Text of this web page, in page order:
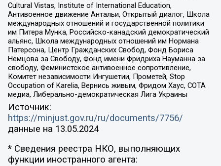
Cultural Vistas, Institute of International Education,
Антивоенное движение Антальи, Открытый диалог, Школа
международных отношений и государственной политики
им Питера Мунка, Российско-канадский демократический
альянс, Школа международных отношений им Нормана
Патерсона, Центр Гражданских Свобод, Фонд Бориса
Немцова за Свободу, Фонд имени Фридриха Науманна за
свободу, Феминистское антивоенное сопротивление,
Комитет независимости Ингушетии, Прометей, Stop
Occupation of Karelia, Вернись живым, Фридом Хаус, СОТА
медиа, Либерально-демократическая Лига Украины
Источник:
https://minjust.gov.ru/ru/documents/7756/
данные на 13.05.2024
* Сведения реестра НКО, выполняющих
функции иностранного агента: